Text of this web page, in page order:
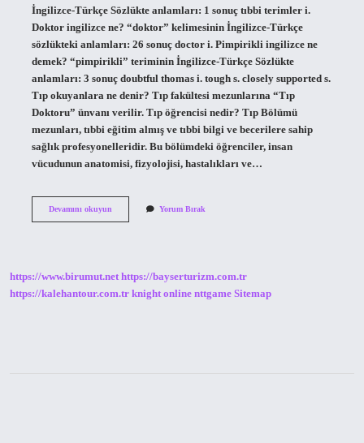
İngilizce-Türkçe Sözlükte anlamları: 1 sonuç tıbbi terimler i.
Doktor ingilizce ne? “doktor” kelimesinin İngilizce-Türkçe
sözlükteki anlamları: 26 sonuç doctor i. Pimpirikli ingilizce ne
demek? “pimpirikli” teriminin İngilizce-Türkçe Sözlükte
anlamları: 3 sonuç doubtful thomas i. tough s. closely supported s.
Tıp okuyanlara ne denir? Tıp fakültesi mezunlarına “Tıp
Doktoru” ünvanı verilir. Tıp öğrencisi nedir? Tıp Bölümü
mezunları, tıbbi eğitim almış ve tıbbi bilgi ve becerilere sahip
sağlık profesyonelleridir. Bu bölümdeki öğrenciler, insan
vücudunun anatomisi, fizyolojisi, hastalıkları ve…
Devamını okuyunTıpatıp
Yorum Bırak
https://www.birumut.net https://bayserturizm.com.tr
https://kalehantour.com.tr knight online nttgame Sitemap